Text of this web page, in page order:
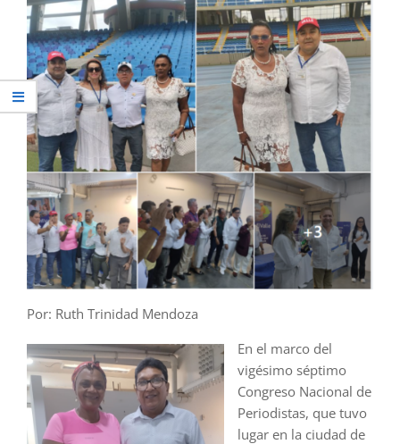
Por: Ruth Trinidad Mendoza
En el marco del
vigésimo séptimo
Congreso Nacional de
Periodistas, que tuvo
lugar en la ciudad de